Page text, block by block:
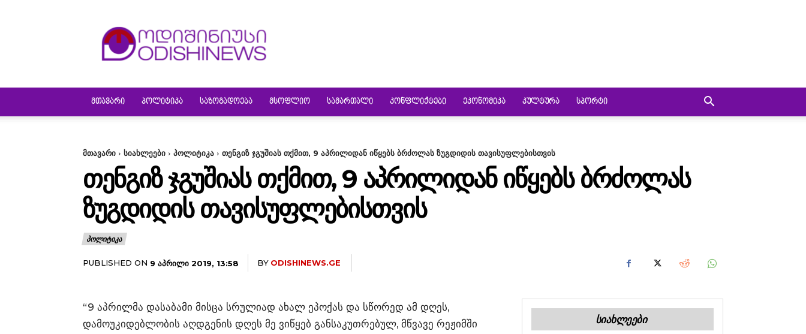
ᲛᲗᲐᲕᲐᲠᲘ ᲞᲝᲚᲘᲢᲘᲙᲐ ᲡᲐᲖᲝᲒᲐᲓᲝᲔᲑᲐ ᲛᲡᲝᲤᲚᲘᲝ ᲡᲐᲛᲐᲠᲗᲐᲚᲘ ᲙᲝᲜᲤᲚᲘᲥᲢᲔᲑᲘ ᲔᲙᲝᲜᲝᲛᲘᲙᲐ ᲙᲣᲚᲢᲣᲠᲐ ᲡᲞᲝᲠᲢᲘ
მთავარი სიახლეები პოლიტიკა თენგიზ ჯგუშიას თქმით, 9 აპრილიდან იწყებს ბრძოლას ზუგდიდის თავისუფლებისთვის
ᲗᲔᲜᲒᲘᲖ ᲯᲒᲣᲨᲘᲐᲡ ᲗᲥᲛᲘᲗ, 9 ᲐᲞᲠᲘᲚᲘᲓᲐᲜ ᲘᲬᲧᲔᲑᲡ ᲑᲠᲫᲝᲚᲐᲡ
ᲖᲣᲒᲓᲘᲓᲘᲡ ᲗᲐᲕᲘᲡᲣᲤᲚᲔᲑᲘᲡᲗᲕᲘᲡ
ᲞᲝᲚᲘᲢᲘᲙᲐ
PUBLISHED ON 9 ᲐᲞᲠᲘᲚᲘ 2019, 13:58 BY ODISHINEWS.GE
“9 აპრილმა დასაბამი მისცა სრულიად ახალ ეპოქას და სწორედ ამ დღეს,
დამოუკიდებლობის აღდგენის დღეს მე ვიწყებ განსაკუთრებულ, მწვავე რეჟიმში
ᲡᲘᲐᲮᲚᲔᲔᲑᲘ